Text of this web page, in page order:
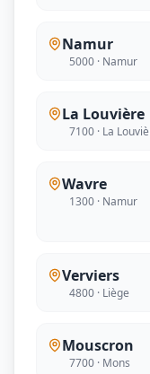
Namur
5000 · Namur
La Louvière
7100 · La
Wavre
1300 · Namur
Verviers
4800 · Liège
Mouscron
7700 · Mons